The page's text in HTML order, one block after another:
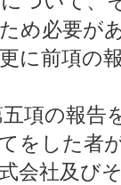
め必要が
に前項の
項の報告
をした者
会社及び